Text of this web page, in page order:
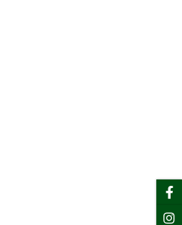
f